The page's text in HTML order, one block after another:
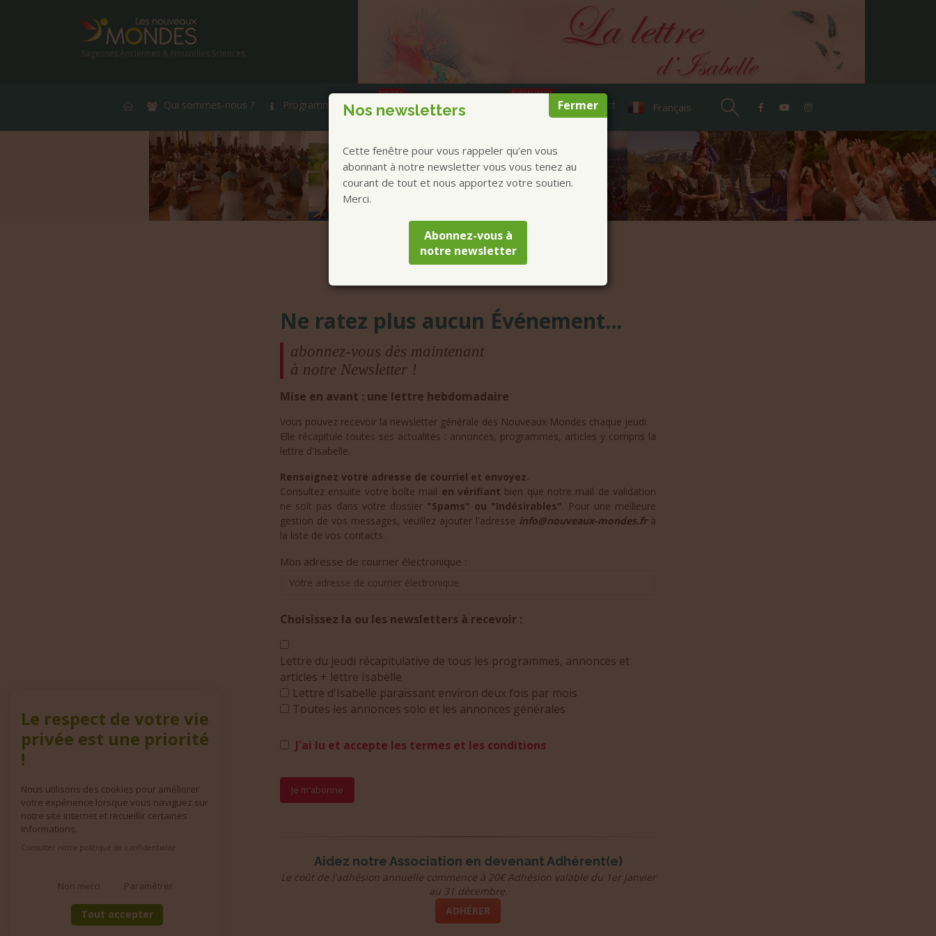
Fermer
Nos newsletters
Cette fenêtre pour vous rappeler qu'en vous
abonnant à notre newsletter vous vous tenez au
courant de tout et nous apportez votre soutien.
Merci.
Abonnez-vous à
notre newsletter
Sagesses Anciennes & Nouvelles Sciences
Qui sommes-nous ? Programmes et Annonces
TOUTES
Prestations
ÉVÉNEMENTS
Contact Français
Ne ratez plus aucun Événement...
abonnez-vous dès maintenant
à notre Newsletter !
Mise en avant : une lettre hebdomadaire
Vous pouvez recevoir la newsletter générale des Nouveaux Mondes chaque jeudi.
Elle récapitule toutes ses actualités : annonces, programmes, articles y compris la
lettre d'Isabelle.
Renseignez votre adresse de courriel et envoyez.
Consultez ensuite votre boîte mail en vérifiant bien que notre mail de validation
ne soit pas dans votre dossier "Spams" ou "Indésirables". Pour une meilleure
gestion de vos messages, veuillez ajouter l'adresse info@nouveaux-mondes.frà
la liste de vos contacts.
Mon adresse de courrier électronique :
Choisissez la ou les newsletters à recevoir :
Lettre du jeudi récapitulative de tous les programmes, annonces et
articles + lettre Isabelle
Lettre d'Isabelle paraissant environ deux fois par mois
Toutes les annonces solo et les annonces générales
J'ai lu et accepte les termes et les conditions
Aidez notre Association en devenant Adhérent(e)
Le coût de l'adhésion annuelle commence à 20€ Adhésion valable du 1er janvier
au 31 décembre.
ADHÉRER
Le respect de votre vie
privée est une priorité
!
Nous utilisons des cookies pour améliorer
votre expérience lorsque vous naviguez sur
notre site internet et recueillir certaines
informations.
Consulter notre politique de confidentialité
Non merci Paramétrer
Tout accepter